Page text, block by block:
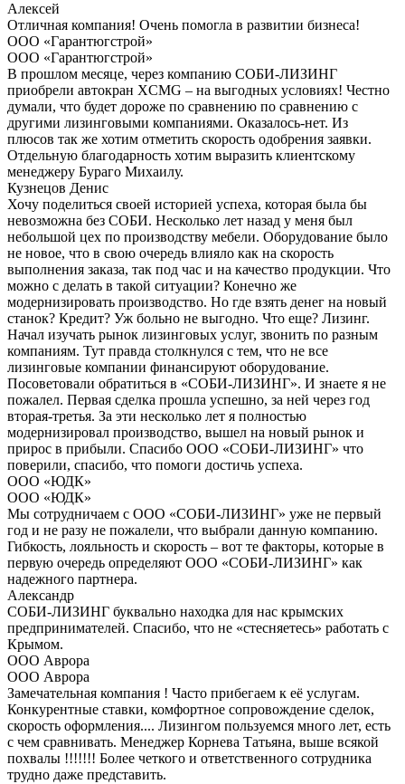
Алексей
Отличная компания! Очень помогла в развитии бизнеса!
ООО «Гарантюгстрой»
ООО «Гарантюгстрой»
В прошлом месяце, через компанию СОБИ-ЛИЗИНГ
приобрели автокран XCMG – на выгодных условиях! Честно
думали, что будет дороже по сравнению по сравнению с
другими лизинговыми компаниями. Оказалось-нет. Из
плюсов так же хотим отметить скорость одобрения заявки.
Отдельную благодарность хотим выразить клиентскому
менеджеру Бураго Михаилу.
Кузнецов Денис
Хочу поделиться своей историей успеха, которая была бы
невозможна без СОБИ. Несколько лет назад у меня был
небольшой цех по производству мебели. Оборудование было
не новое, что в свою очередь влияло как на скорость
выполнения заказа, так под час и на качество продукции. Что
можно с делать в такой ситуации? Конечно же
модернизировать производство. Но где взять денег на новый
станок? Кредит? Уж больно не выгодно. Что еще? Лизинг.
Начал изучать рынок лизинговых услуг, звонить по разным
компаниям. Тут правда столкнулся с тем, что не все
лизинговые компании финансируют оборудование.
Посоветовали обратиться в «СОБИ-ЛИЗИНГ». И знаете я не
пожалел. Первая сделка прошла успешно, за ней через год
вторая-третья. За эти несколько лет я полностью
модернизировал производство, вышел на новый рынок и
прирос в прибыли. Спасибо ООО «СОБИ-ЛИЗИНГ» что
поверили, спасибо, что помоги достичь успеха.
ООО «ЮДК»
ООО «ЮДК»
Мы сотрудничаем с ООО «СОБИ-ЛИЗИНГ» уже не первый
год и не разу не пожалели, что выбрали данную компанию.
Гибкость, лояльность и скорость – вот те факторы, которые в
первую очередь определяют ООО «СОБИ-ЛИЗИНГ» как
надежного партнера.
Александр
СОБИ-ЛИЗИНГ буквально находка для нас крымских
предпринимателей. Спасибо, что не «стесняетесь» работать с
Крымом.
ООО Аврора
ООО Аврора
Замечательная компания ! Часто прибегаем к её услугам.
Конкурентные ставки, комфортное сопровождение сделок,
скорость оформления.... Лизингом пользуемся много лет, есть
с чем сравнивать. Менеджер Корнева Татьяна, выше всякой
похвалы !!!!!!! Более четкого и ответственного сотрудника
трудно даже представить.